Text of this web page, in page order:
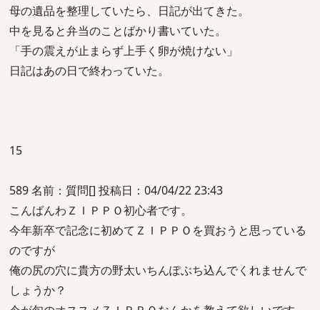
母の遺品を整理していたら、日記が出てきた。
中を見ると弁当のことばかり書いていた。
「手の震えが止まらず上手く卵が焼けない」
日記はあの日で終わっていた。
15
589 名前：質問[] 投稿日：04/04/22 23:43
こんばんわＺＩＰＰＯ初心者です。
今年新卒で記念に初めてＺＩＰＰＯを買おうと思っている
のですが
俺の尻の穴に貴方の野太いちんぽぶち込んでくれませんで
しょうか？